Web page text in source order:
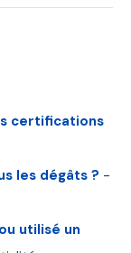
certifications
les dégâts ? -
utilisé un